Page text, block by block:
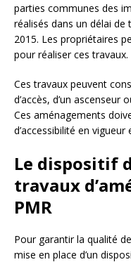
parties communes des
réalisés dans un délai
2015. Les propriétaires
pour réaliser ces travaux.
Ces travaux peuvent
d’accès, d’un ascenseur
Ces aménagements
d’accessibilité en
Le dispositif
travaux
PMR
Pour garantir la qualité
mise en place d’un